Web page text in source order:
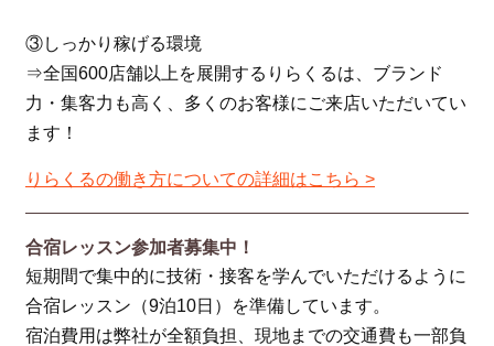
③しっかり稼げる環境
⇒全国600店舗以上を展開するりらくるは、ブランド
力・集客力も高く、多くのお客様にご来店いただいてい
ます！
りらくるの働き方についての詳細はこちら >
合宿レッスン参加者募集中！
短期間で集中的に技術・接客を学んでいただけるように
合宿レッスン（9泊10日）を準備しています。
宿泊費用は弊社が全額負担、現地までの交通費も一部負